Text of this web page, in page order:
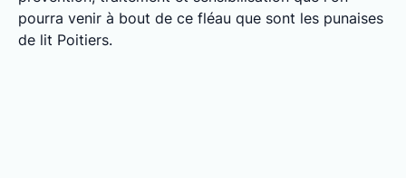
pourra venir à bout de ce fléau que sont les punaises
de lit Poitiers.